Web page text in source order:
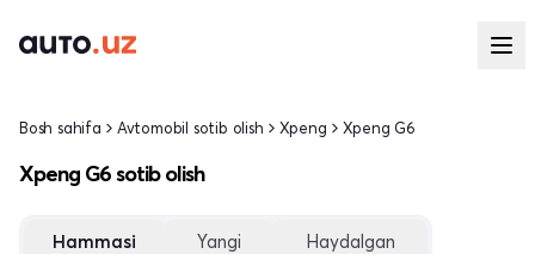
Bosh sahifa Avtomobil sotib olish Xpeng Xpeng G6
Xpeng G6 sotib olish
Hammasi Yangi Haydalgan